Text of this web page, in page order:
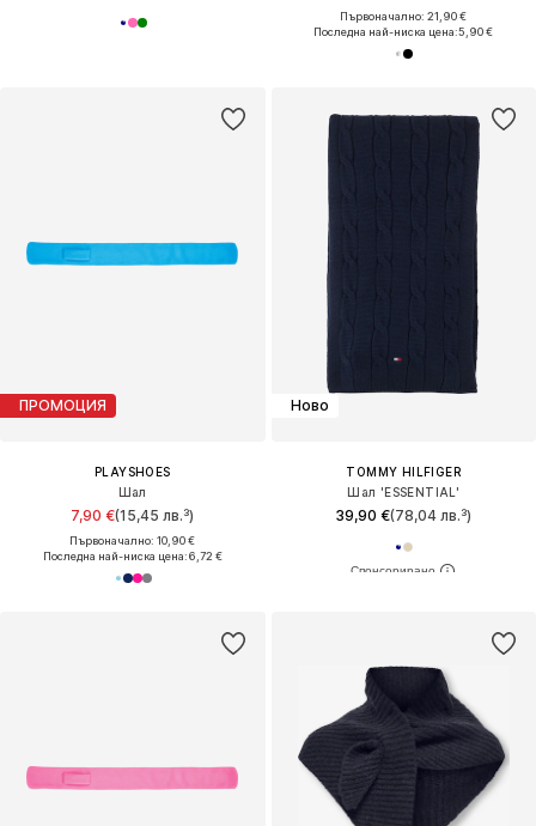
Първоначално: 21,90 €
Последна най-ниска цена:5,90 €
ПРОМОЦИЯ
PLAYSHOES
Шал
7,90 €(15,45 лв.³)
Първоначално: 10,90 €
Последна най-ниска цена:6,72 €
Ново
TOMMY HILFIGER
Шал 'ESSENTIAL'
39,90 €(78,04 лв.³)